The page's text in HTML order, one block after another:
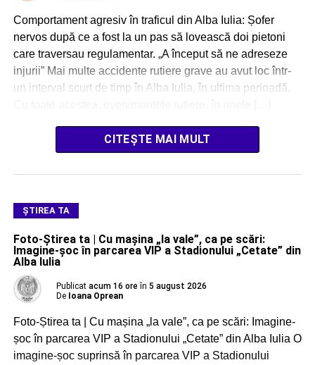
Comportament agresiv în traficul din Alba Iulia: Șofer
nervos după ce a fost la un pas să lovească doi pietoni
care traversau regulamentar. „A început să ne adreseze
injurii” Mai multe accidente rutiere grave au avut loc într-
un interval scurt de timp în Alba Iulia, în ultima perioadă.
CITEȘTE MAI MULT
ŞTIREA TA
Foto-Știrea ta | Cu mașina „la vale”, ca pe scări:
Imagine-șoc în parcarea VIP a Stadionului „Cetate” din
Alba Iulia
Publicat acum 16 ore în 5 august 2026
De Ioana Oprean
Foto-Știrea ta | Cu mașina „la vale”, ca pe scări: Imagine-
șoc în parcarea VIP a Stadionului „Cetate” din Alba Iulia O
imagine-șoc suprinsă în parcarea VIP a Stadionului